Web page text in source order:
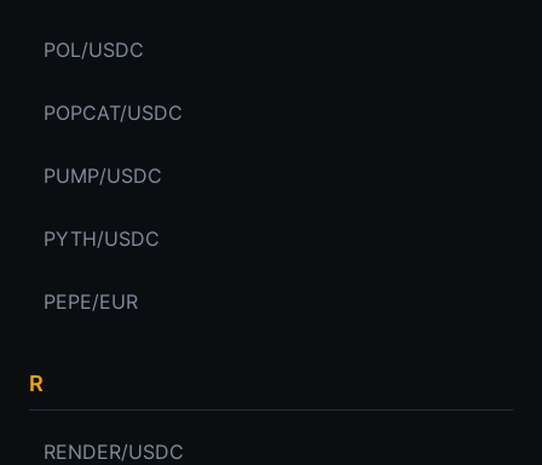
POL/USDC
POPCAT/USDC
PUMP/USDC
PYTH/USDC
PEPE/EUR
R
RENDER/USDC